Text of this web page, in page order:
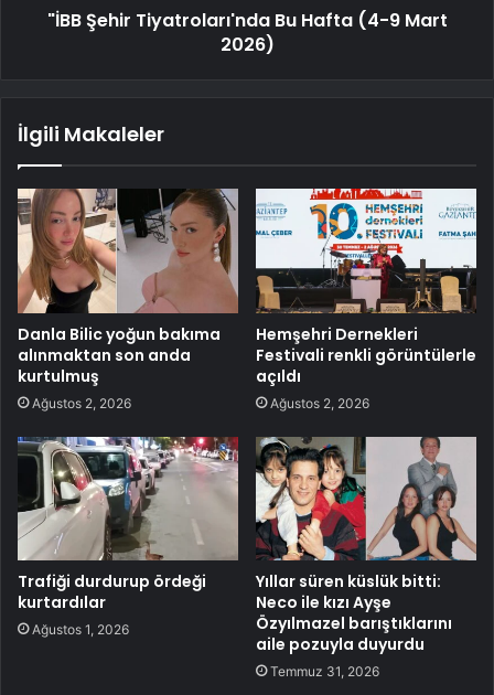
"İBB Şehir Tiyatroları'nda Bu Hafta (4-9 Mart
2026)
İlgili Makaleler
Danla Bilic yoğun bakıma
alınmaktan son anda
kurtulmuş
Ağustos 2, 2026
Hemşehri Dernekleri
Festivali renkli görüntülerle
açıldı
Ağustos 2, 2026
Trafiği durdurup ördeği
kurtardılar
Ağustos 1, 2026
Yıllar süren küslük bitti:
Neco ile kızı Ayşe
Özyılmazel barıştıklarını
aile pozuyla duyurdu
Temmuz 31, 2026